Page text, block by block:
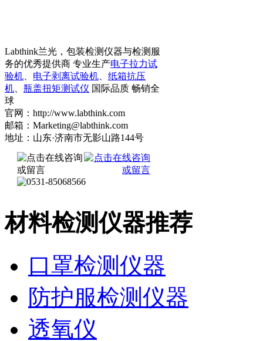
Labthink兰光，包装检测仪器与检测服
务的优秀提供商 专业生产电子拉力试
验机
电子剥离试验机
纸箱抗压
机
瓶盖扭矩测试仪 国际品质 畅销全
球
官网：http://www.labthink.com
邮箱：Marketing@labthink.com
地址：山东·济南市无影山路144号
材料检测仪器推荐
口罩检测仪器
防护服检测仪器
透氧仪